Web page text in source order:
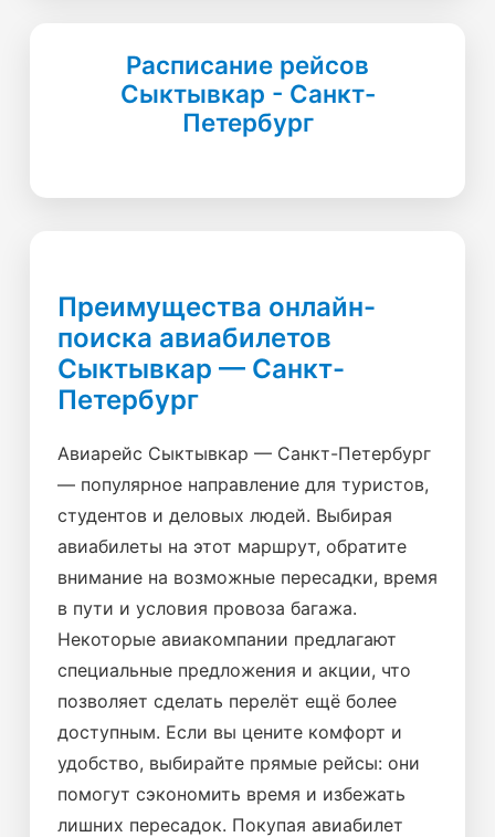
Расписание рейсов
Сыктывкар - Санкт-
Петербург
Преимущества онлайн-
поиска авиабилетов
Сыктывкар — Санкт-
Петербург
Авиарейс Сыктывкар — Санкт-Петербург
— популярное направление для туристов,
студентов и деловых людей. Выбирая
авиабилеты на этот маршрут, обратите
внимание на возможные пересадки, время
в пути и условия провоза багажа.
Некоторые авиакомпании предлагают
специальные предложения и акции, что
позволяет сделать перелёт ещё более
доступным. Если вы цените комфорт и
удобство, выбирайте прямые рейсы: они
помогут сэкономить время и избежать
лишних пересадок. Покупая авиабилет